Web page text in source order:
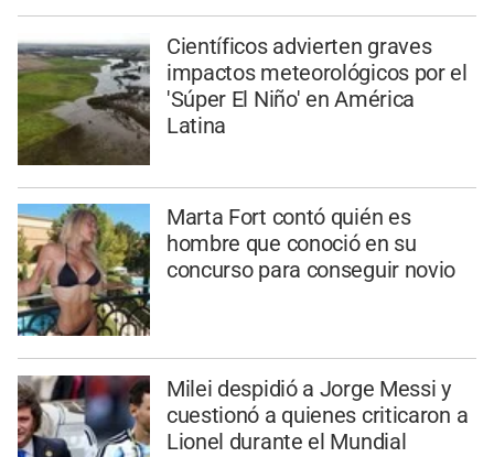
Científicos advierten graves
impactos meteorológicos por el
'Súper El Niño' en América
Latina
Marta Fort contó quién es
hombre que conoció en su
concurso para conseguir novio
Milei despidió a Jorge Messi y
cuestionó a quienes criticaron a
Lionel durante el Mundial